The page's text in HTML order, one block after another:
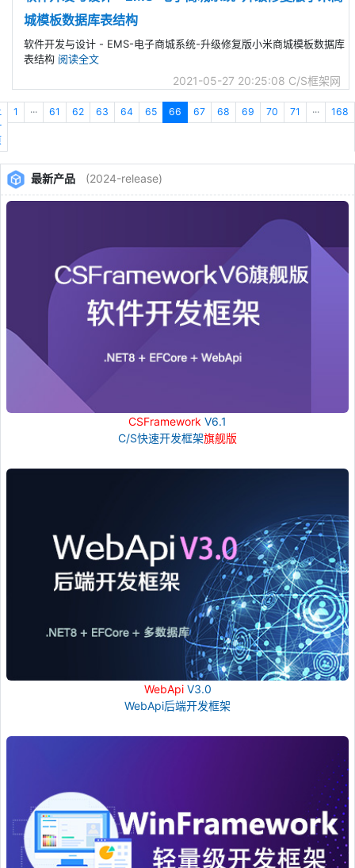
城模板数据库表结构
软件开发与设计 - EMS-电子商城系统-升级修复版小米商城模板数据库
表结构 阅读全文
2021-05-27 20:25:08 C/S框架网
1 ··· 61 62 63 64 65 66 67 68 69 70 71 ··· 168
最新产品 (2024-release)
CSFramework V6.1
C/S快速开发框架旗舰版
WebApiV3.0
WebApi后端开发框架